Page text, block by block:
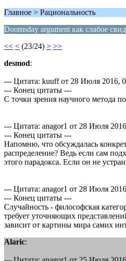
Главное > Рациональность
Doomsday argument как слабое
<< < (23/24) > >>
desmod:
--- Цитата: kuuff от 28 Июля 2016,
--- Конец цитаты ---
С точки зрения научного метода
--- Цитата: anagor1 от 28 Июля
--- Конец цитаты ---
Напомню, что обсуждалась
распределение? Ведь если сам
этого парадокса. Если он не
--- Цитата: anagor1 от 28 Июля
--- Конец цитаты ---
Случайность - философская
требует уточняющих
зависит от картины мира самих
Alaric: